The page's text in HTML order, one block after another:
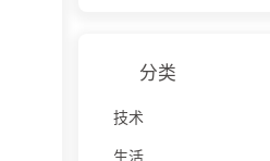
分类
技术
生活